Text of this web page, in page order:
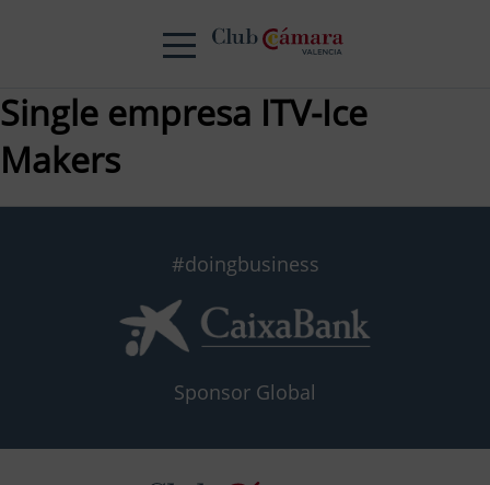
Single empresa ITV-Ice
Makers
#doingbusiness
Sponsor Global